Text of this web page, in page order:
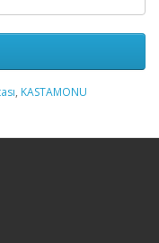
, KASTAMONU